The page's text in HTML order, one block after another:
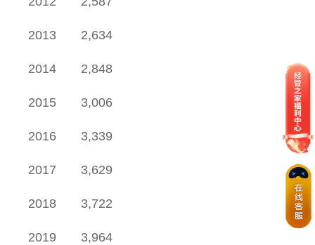
2013 2,634
2014 2,848
2015 3,006
2016 3,339
2017 3,629
2018 3,722
2019 3,964